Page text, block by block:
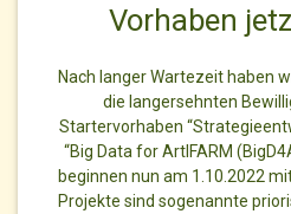
Vorhaben
Nach langer Wartezeit haben
die langersehnten
Startervorhaben
“Big Data for ArtIFARM
beginnen nun am 1.10.2022
Projekte sind sogenannte